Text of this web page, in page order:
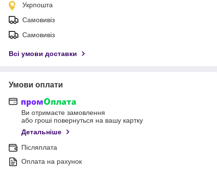
Укрпошта
Самовивіз
Самовивіз
Всі умови доставки
Умови оплати
Ви отримаєте замовлення
або гроші повернуться на вашу картку
Детальніше
Післяплата
Оплата на рахунок